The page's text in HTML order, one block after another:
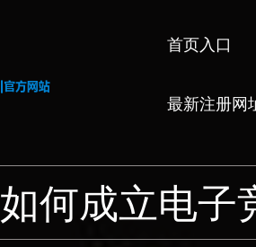
首页入口
最新注册网
如何成立电子